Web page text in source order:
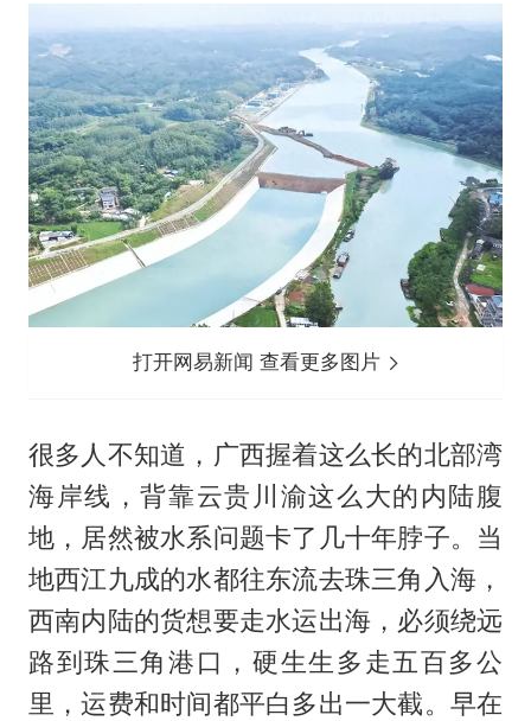
打开网易新闻 查看更多图片
很多人不知道，广西握着这么长的北部湾
海岸线，背靠云贵川渝这么大的内陆腹
地，居然被水系问题卡了几十年脖子。当
地西江九成的水都往东流去珠三角入海，
西南内陆的货想要走水运出海，必须绕远
路到珠三角港口，硬生生多走五百多公
里，运费和时间都平白多出一大截。早在